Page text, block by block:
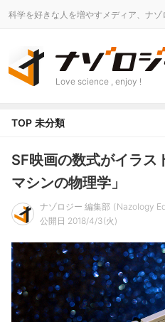
科学を好きな人を増やすメディア、ナゾ
Love science , enjoy !
TOP 未分類
SF映画の数式がイラス
マシンの物理学」
ナゾロジー 編集部
Nazology
公開日 2018/4/3(火)